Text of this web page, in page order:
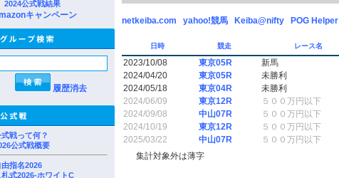
2024公式戦結果
キャンペーン
履歴消去
式戦って何？
公式戦概要
由指名2026
札式2026-ホワイトC
netkeiba.com yahoo!競馬 Keiba@nifty POG Helper
日時 競走 レース名
2023/10/08 東京05R 新馬
2024/04/20
東京05R 未勝利
2024/05/18
東京04R 未勝利
2024/06/09
東京12R ５００万円以下
2024/09/08
中山07R ５００万円以下
2024/10/19
東京12R ５００万円以下
2025/03/22
中山07R ５００万円以下
集計対象外は薄字